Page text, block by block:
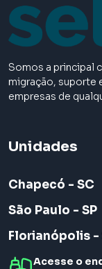
Somos a principal
migração, suporte
empresas de
Unidades
Chapecó - SC
São Paulo - SP
Florianópolis -
Acesse o